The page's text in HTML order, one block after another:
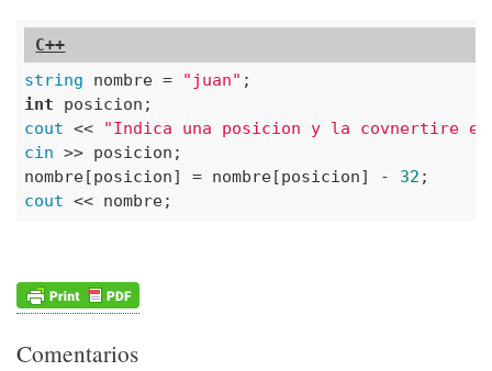
string nombre = "juan"
int
cout << "Indica una posicion y la covnertire en
cin >> posicion;
nombre[posicion] = nombre[posicion] - 32
cout << nombre;
Comentarios